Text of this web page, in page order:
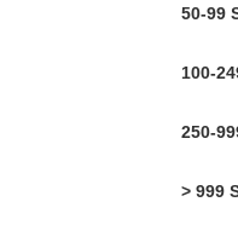
50-99
100-
250-
> 999